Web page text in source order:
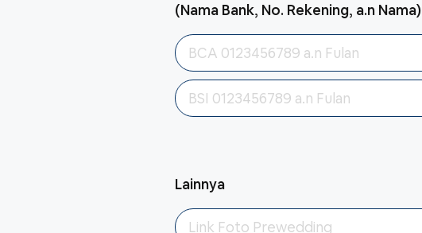
(Nama Bank, No. Rekening, a.n Nama)
Lainnya